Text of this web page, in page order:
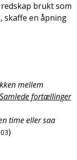
brukt som
skaffe en åpning
mellem
Samlede fortællinger
time eller saa
)